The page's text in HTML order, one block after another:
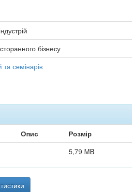
бізнесу
семінарів
Опис Розмір
5,79 MB